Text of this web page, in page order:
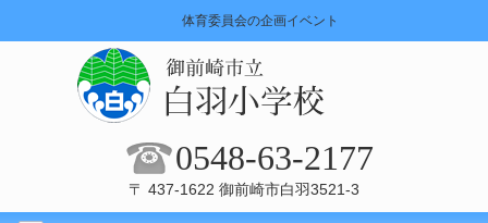
体育委員会の企画イベント
0548-63-2177
〒 437-1622 御前崎市白羽3521-3